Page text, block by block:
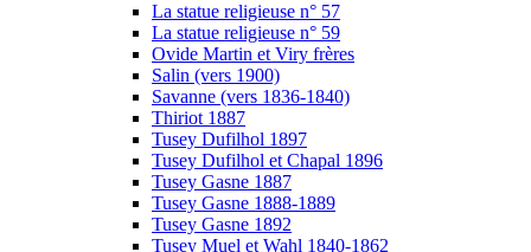
La statue religieuse n° 57
La statue religieuse n° 59
Ovide Martin et Viry frères
Salin (vers 1900)
Savanne (vers 1836-1840)
Thiriot 1887
Tusey Dufilhol 1897
Tusey Dufilhol et Chapal 1896
Tusey Gasne 1887
Tusey Gasne 1888-1889
Tusey Gasne 1892
Tusey Muel et Wahl 1840-1862